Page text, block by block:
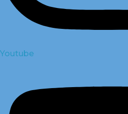
Youtube